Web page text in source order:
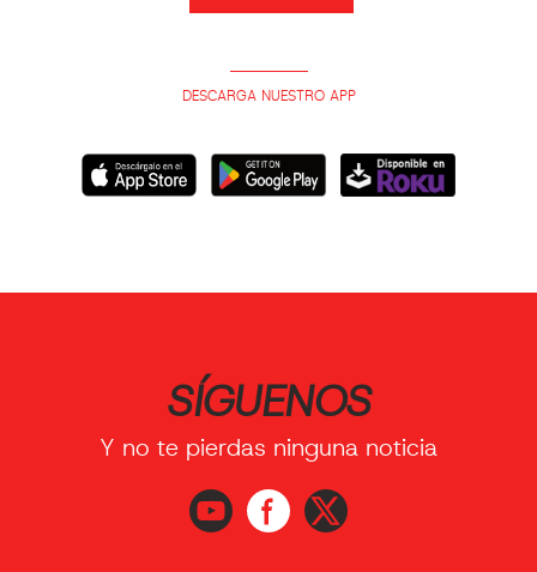
DESCARGA NUESTRO APP
SÍGUENOS
Y no te pierdas ninguna noticia